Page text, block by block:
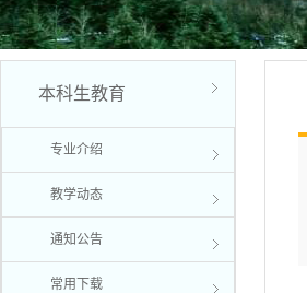
本科生教育
专业介绍
教学动态
通知公告
常用下载